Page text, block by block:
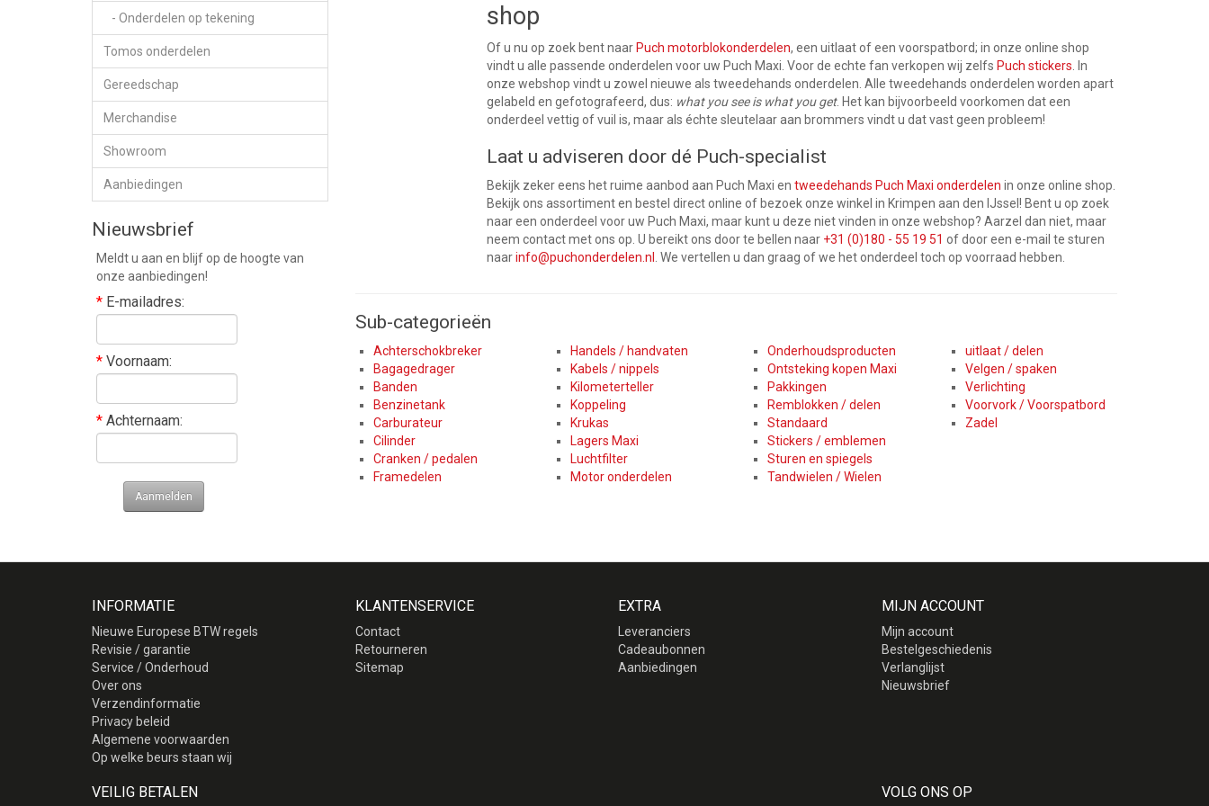
- Onderdelen op tekening
Tomos onderdelen
Gereedschap
Merchandise
Showroom
Aanbiedingen
Nieuwsbrief
Meldt u aan en blijf op de hoogte van
onze aanbiedingen!
* E-mailadres:
* Voornaam:
* Achternaam:
Aanmelden
shop
Of u nu op zoek bent naar Puch motorblokonderdelen, een uitlaat of een voorspatbord; in onze online shop
vindt u alle passende onderdelen voor uw Puch Maxi. Voor de echte fan verkopen wij zelfs Puch stickers . In
onze webshop vindt u zowel nieuwe als tweedehands onderdelen. Alle tweedehands onderdelen worden apart
gelabeld en gefotografeerd, dus: what you see is what you get. Het kan bijvoorbeeld voorkomen dat een
onderdeel vettig of vuil is, maar als échte sleutelaar aan brommers vindt u dat vast geen probleem!
Laat u adviseren door dé Puch-specialist
Bekijk zeker eens het ruime aanbod aan Puch Maxi en tweedehands Puch Maxi onderdelen in onze online shop.
Bekijk ons assortiment en bestel direct online of bezoek onze winkel in Krimpen aan den IJssel! Bent u op zoek
naar een onderdeel voor uw Puch Maxi, maar kunt u deze niet vinden in onze webshop? Aarzel dan niet, maar
neem contact met ons op. U bereikt ons door te bellen naar +31 (0)180 - 55 19 51 of door een e-mail te sturen
naarinfo@puchonderdelen.nl . We vertellen u dan graag of we het onderdeel toch op voorraad hebben.
Sub-categorieën
Achterschokbreker
Bagagedrager
Banden
Benzinetank
Carburateur
Cilinder
Cranken / pedalen
Framedelen
Handels / handvaten
Kabels / nippels
Kilometerteller
Koppeling
Krukas
Lagers Maxi
Luchtfilter
Motor onderdelen
Onderhoudsproducten
Ontsteking kopen Maxi
Pakkingen
Remblokken / delen
Standaard
Stickers / emblemen
Sturen en spiegels
Tandwielen / Wielen
uitlaat / delen
Velgen / spaken
Verlichting
Voorvork / Voorspatbord
Zadel
INFORMATIE
Nieuwe Europese BTW regels
Revisie / garantie
Service / Onderhoud
Over ons
Verzendinformatie
Privacy beleid
Algemene voorwaarden
Op welke beurs staan wij
KLANTENSERVICE
Contact
Retourneren
Sitemap
EXTRA
Leveranciers
Cadeaubonnen
Aanbiedingen
MIJN ACCOUNT
Mijn account
Bestelgeschiedenis
Verlanglijst
Nieuwsbrief
VEILIG BETALEN VOLG ONS OP